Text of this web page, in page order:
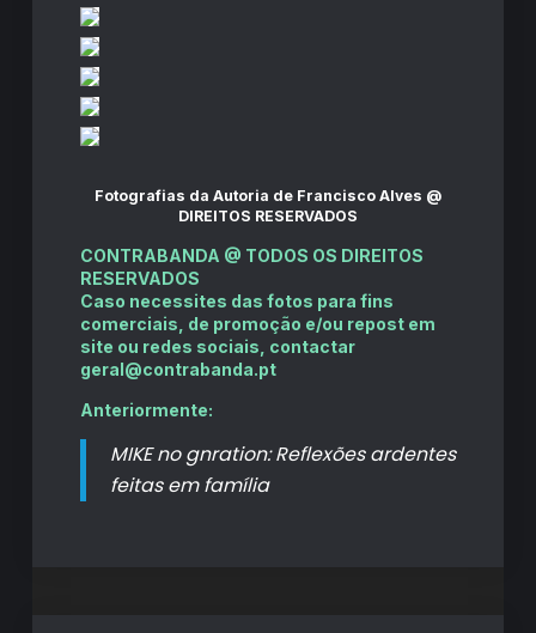
Fotografias da Autoria de Francisco Alves @
DIREITOS RESERVADOS
CONTRABANDA @ TODOS OS DIREITOS
RESERVADOS
Caso necessites das fotos para fins
comerciais, de promoção e/ou repost em
site ou redes sociais, contactar
geral@contrabanda.pt
Anteriormente:
MIKE no gnration: Reflexões ardentes
feitas em família